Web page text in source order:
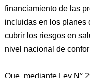
financiamiento de las
incluidas en los planes
cubrir los riesgos en
nivel nacional de
Que, mediante Ley N°